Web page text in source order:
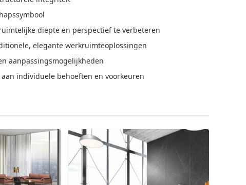
diepte en perspectief te verbeteren
elegante werkruimteoplossingen
aanpassingsmogelijkheden
individuele behoeften en voorkeuren